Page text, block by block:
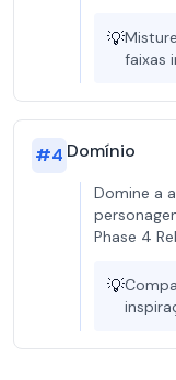
💡
faixas
#4 Domínio
Domine a
Phase 4
💡